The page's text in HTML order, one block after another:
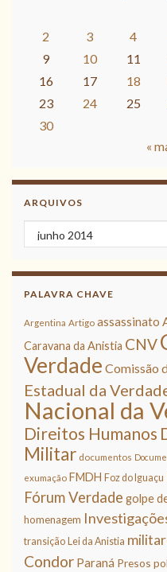
2
3 4
9
10 11
16
17 18
23
24 25
30
«
ARQUIVOS
Arquivos
PALAVRA CHAVE
Argentina Artigo assassinato
Caravana da Anistia CNV
Verdade Comissão
Estadual da
Nacional da
Direitos Humanos
Militar documentos
exumação FMDH Foz do Iguaçu
Fórum Verdade golpe
homenagem
transição
Lei da Anistia
Condor Paraná Presos